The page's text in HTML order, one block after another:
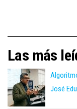
Las más
José